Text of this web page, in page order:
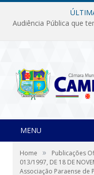
MENU
Home » Publicações
013/1997, DE 18 DE
Associação Paraense de